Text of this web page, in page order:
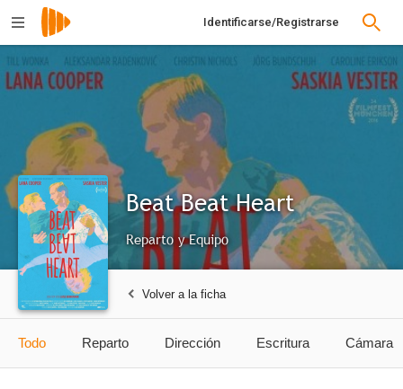
Identificarse/Registrarse
Beat Beat Heart
Reparto y Equipo
Volver a la ficha
Todo Reparto Dirección Escritura Cámara